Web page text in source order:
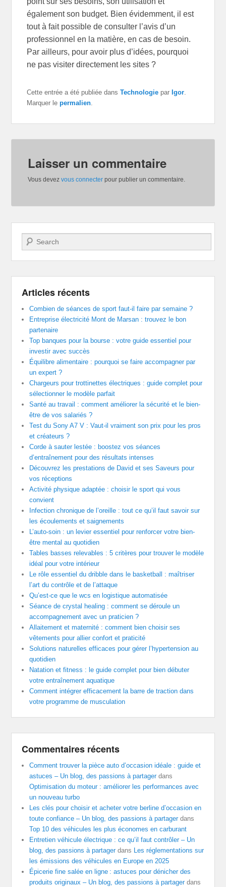
également son budget. Bien évidemment, il est
tout à fait possible de consulter l’avis d’un
professionnel en la matière, en cas de besoin.
Par ailleurs, pour avoir plus d’idées, pourquoi
ne pas visiter directement les sites ?
Cette entrée a été publiée dansTechnologie par Igor
Marquer lepermalien
Laisser un commentaire
Vous devezvous connecter pour publier un commentaire.
Recherche
Articles récents
Combien de séances de sport faut-il faire par semaine ?
Entreprise électricité Mont de Marsan : trouvez le bon
partenaire
Top banques pour la bourse : votre guide essentiel pour
investir avec succès
Équilibre alimentaire : pourquoi se faire accompagner par
un expert ?
Chargeurs pour trottinettes électriques : guide complet pour
sélectionner le modèle parfait
Santé au travail : comment améliorer la sécurité et le bien-
être de vos salariés ?
Test du Sony A7 V : Vaut-il vraiment son prix pour les pros
et créateurs ?
Corde à sauter lestée : boostez vos séances
d’entraînement pour des résultats intenses
Découvrez les prestations de David et ses Saveurs pour
vos réceptions
Activité physique adaptée : choisir le sport qui vous
convient
Infection chronique de l’oreille : tout ce qu’il faut savoir sur
les écoulements et saignements
L’auto-soin : un levier essentiel pour renforcer votre bien-
être mental au quotidien
Tables basses relevables : 5 critères pour trouver le modèle
idéal pour votre intérieur
Le rôle essentiel du dribble dans le basketball : maîtriser
l’art du contrôle et de l’attaque
Qu’est-ce que le wcs en logistique automatisée
Séance de crystal healing : comment se déroule un
accompagnement avec un praticien ?
Allaitement et maternité : comment bien choisir ses
vêtements pour allier confort et praticité
Solutions naturelles efficaces pour gérer l’hypertension au
quotidien
Natation et fitness : le guide complet pour bien débuter
votre entraînement aquatique
Comment intégrer efficacement la barre de traction dans
votre programme de musculation
Commentaires récents
Comment trouver la pièce auto d’occasion idéale : guide et
astuces – Un blog, des passions à partagerdans
Optimisation du moteur : améliorer les performances avec
un nouveau turbo
Les clés pour choisir et acheter votre berline d’occasion en
toute confiance – Un blog, des passions à partagerdans
Top 10 des véhicules les plus économes en carburant
Entretien véhicule électrique : ce qu’il faut contrôler – Un
blog, des passions à partagerdans
Les réglementations sur
les émissions des véhicules en Europe en 2025
Épicerie fine salée en ligne : astuces pour dénicher des
produits originaux – Un blog, des passions à partagerdans